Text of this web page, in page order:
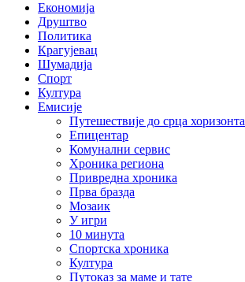
Економија
Друштво
Политика
Крагујевац
Шумадија
Спорт
Култура
Емисије
Путешествије до срца хоризонта
Епицентар
Комунални сервис
Хроника региона
Привредна хроника
Прва бразда
Мозаик
У игри
10 минута
Спортска хроника
Култура
Путоказ за маме и тате